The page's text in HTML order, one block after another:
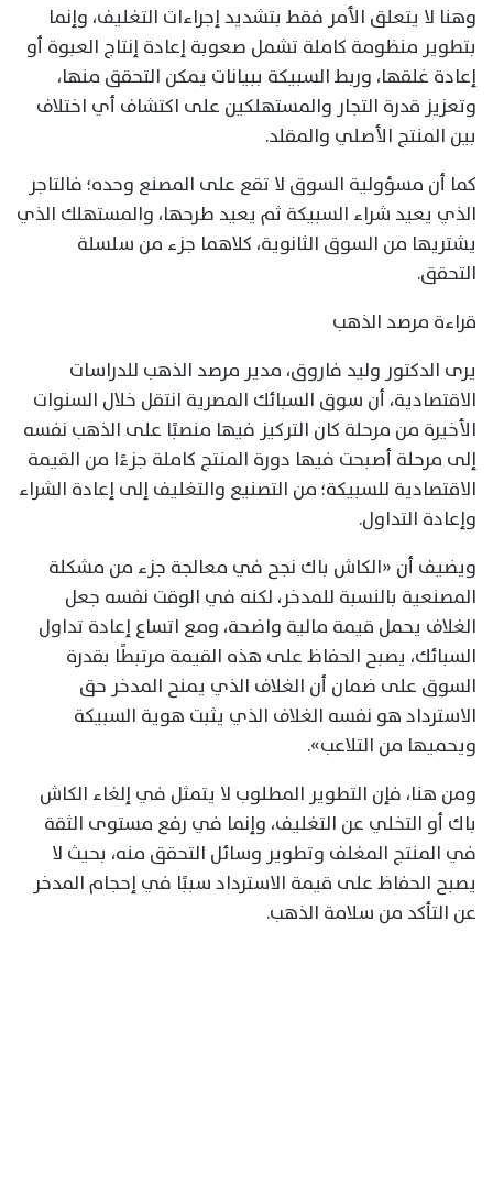
وهنا لا يتعلق الأمر فقط بتشديد إجراءات التغليف، وإنما
بتطوير منظومة كاملة تشمل صعوبة إعادة إنتاج العبوة أو
إعادة غلقها، وربط السبيكة ببيانات يمكن التحقق منها،
وتعزيز قدرة التجار والمستهلكين على اكتشاف أي اختلاف
بين المنتج الأصلي والمقلد.
كما أن مسؤولية السوق لا تقع على المصنع وحده؛ فالتاجر
الذي يعيد شراء السبيكة ثم يعيد طرحها، والمستهلك الذي
يشتريها من السوق الثانوية، كلاهما جزء من سلسلة
التحقق.
قراءة مرصد الذهب
يرى الدكتور وليد فاروق، مدير مرصد الذهب للدراسات
الاقتصادية، أن سوق السبائك المصرية انتقل خلال السنوات
الأخيرة من مرحلة كان التركيز فيها منصبًا على الذهب نفسه
إلى مرحلة أصبحت فيها دورة المنتج كاملة جزءًا من القيمة
الاقتصادية للسبيكة؛ من التصنيع والتغليف إلى إعادة الشراء
وإعادة التداول.
ويضيف أن «الكاش باك نجح في معالجة جزء من مشكلة
المصنعية بالنسبة للمدخر، لكنه في الوقت نفسه جعل
الغلاف يحمل قيمة مالية واضحة، ومع اتساع إعادة تداول
السبائك، يصبح الحفاظ على هذه القيمة مرتبطًا بقدرة
السوق على ضمان أن الغلاف الذي يمنح المدخر حق
الاسترداد هو نفسه الغلاف الذي يثبت هوية السبيكة
ويحميها من التلاعب».
ومن هنا، فإن التطوير المطلوب لا يتمثل في إلغاء الكاش
باك أو التخلي عن التغليف، وإنما في رفع مستوى الثقة
في المنتج المغلف وتطوير وسائل التحقق منه، بحيث لا
يصبح الحفاظ على قيمة الاسترداد سببًا في إحجام المدخر
عن التأكد من سلامة الذهب.